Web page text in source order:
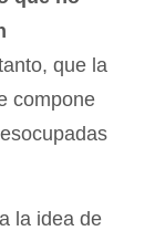
que la
compone
la idea de